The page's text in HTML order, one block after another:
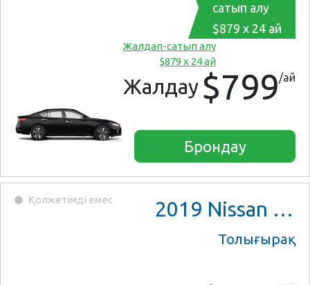
сатып алу
$879 x 24 ай
Жалдап-сатып алу
$879 x 24 ай
Жалдау $799/ай
Брондау
Қолжетімді емес 2019 Nissan Versa Note
Толығырақ